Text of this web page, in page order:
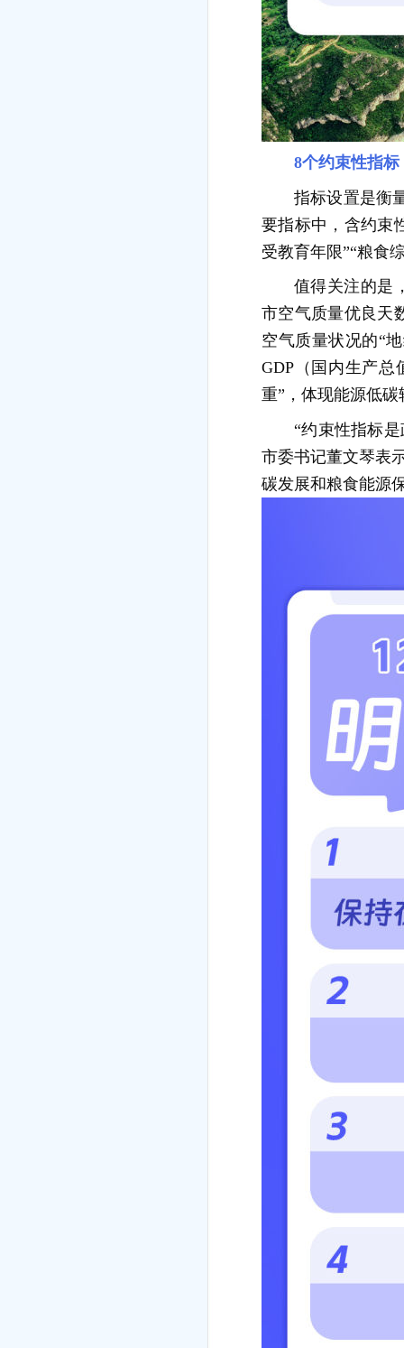
8个约束性指
指标设置是衡
要指标中，含约束
受教育年限”“粮食
值得关注的是
市空气质量优良天
空气质量状况的“
GDP（国内生产总
重”，体现能源低
“约束性指标
市委书记董文琴表
碳发展和粮食能源